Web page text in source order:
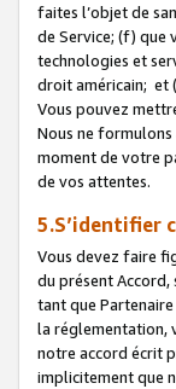
faites l’objet de
de Service; (f) que
technologies et
droit américain; et
Vous pouvez
Nous ne
moment de votre
de vos attentes.
5.S’identifier
Vous devez faire
du présent
tant que
la réglementation,
notre accord écrit
implicitement que